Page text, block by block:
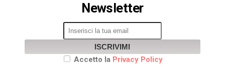
Newsletter
ISCRIVIMI
Accetto la Privacy Policy